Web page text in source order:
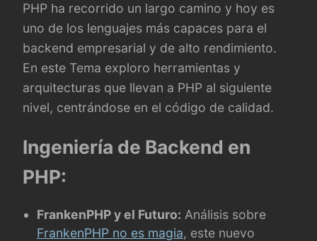
PHP ha recorrido un largo camino y hoy es
uno de los lenguajes más capaces para el
backend empresarial y de alto rendimiento.
En este Tema exploro herramientas y
arquitecturas que llevan a PHP al siguiente
nivel, centrándose en el código de calidad.
Ingeniería de Backend en
PHP:
FrankenPHP y el Futuro: Análisis sobre
FrankenPHP no es magia, este nuevo